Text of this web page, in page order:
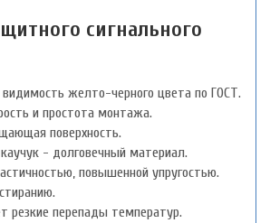
сигнального
желто-черного цвета по ГОСТ.
и простота монтажа.
поверхность.
- долговечный материал.
повышенной упругостью.
резкие перепады температур.